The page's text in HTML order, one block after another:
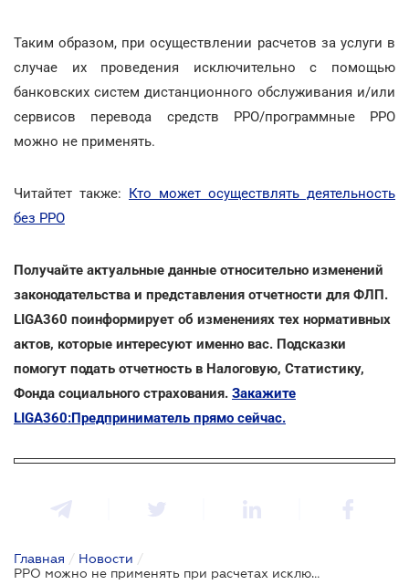
Таким образом, при осуществлении расчетов за услуги в
случае их проведения исключительно с помощью
банковских систем дистанционного обслуживания и/или
сервисов перевода средств РРО/программные РРО
можно не применять.
Читайтет также: Кто может осуществлять деятельность
без РРО
Получайте актуальные данные относительно изменений
законодательства и представления отчетности для ФЛП.
LIGA360 поинформирует об изменениях тех нормативных
актов, которые интересуют именно вас. Подсказки
помогут подать отчетность в Налоговую, Статистику,
Фонда социального страхования. Закажите
LIGA360:Предприниматель прямо сейчас.
Главная / Новости /
РРО можно не применять при расчетах исключительно через банковские системы дистанционного обслуживания